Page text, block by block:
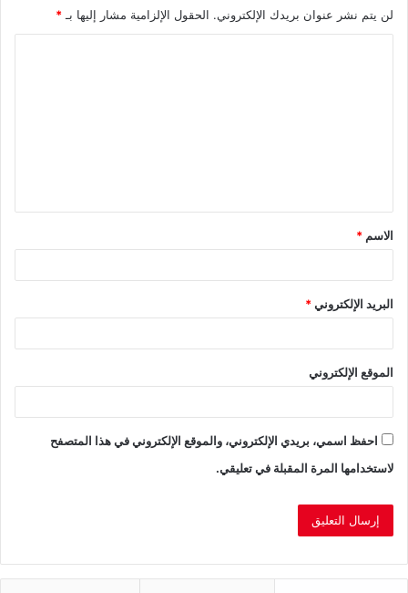
لن يتم نشر عنوان بريدك الإلكتروني. الحقول الإلزامية مشار إليها بـ *
ق
*
الاسم *
البريد الإلكتروني*
الموقع الإلكتروني
احفظ اسمي، بريدي الإلكتروني، والموقع الإلكتروني في هذا المتصفح
لاستخدامها المرة المقبلة في تعليقي.